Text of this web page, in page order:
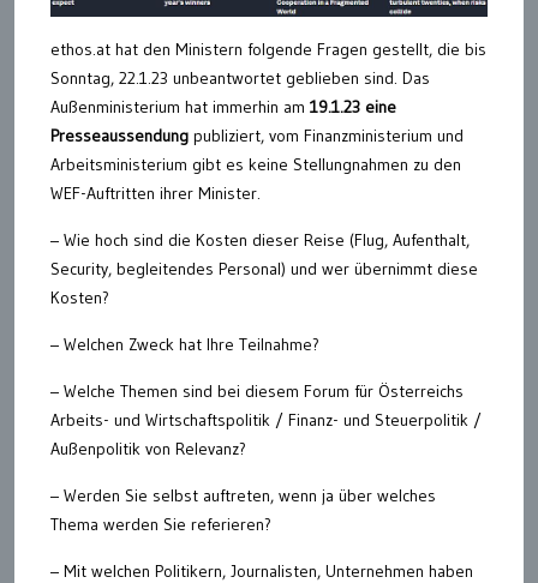
ethos.at hat den Ministern folgende Fragen gestellt, die bis
Sonntag, 22.1.23 unbeantwortet geblieben sind. Das
Außenministerium hat immerhin am 19.1.23 eine
Presseaussendung publiziert, vom Finanzministerium und
Arbeitsministerium gibt es keine Stellungnahmen zu den
WEF-Auftritten ihrer Minister.
– Wie hoch sind die Kosten dieser Reise (Flug, Aufenthalt,
Security, begleitendes Personal) und wer übernimmt diese
Kosten?
– Welchen Zweck hat Ihre Teilnahme?
– Welche Themen sind bei diesem Forum für Österreichs
Arbeits- und Wirtschaftspolitik / Finanz- und Steuerpolitik /
Außenpolitik von Relevanz?
– Werden Sie selbst auftreten, wenn ja über welches
Thema werden Sie referieren?
– Mit welchen Politikern, Journalisten, Unternehmen haben